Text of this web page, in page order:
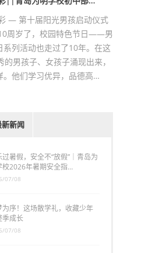
— 第十届阳光男孩启动仪式
周岁了，校园特色节日——男
系列活动也走过了10年。在这
男孩子、女孩子涌现出来，
。他们学习优异，品德高…
新新闻
过暑假，安全不“放假”｜青岛为
校2026年暑期安全指…
07/08
为序！这场散学礼，收藏少年
季成长
07/08